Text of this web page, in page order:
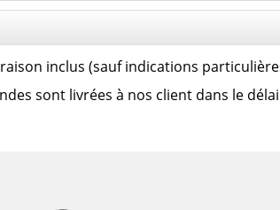
inclus (sauf indications
sont livrées à nos client dans le